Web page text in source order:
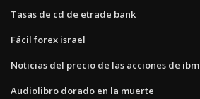
Tasas de cd de etrade bank
Fácil forex israel
Noticias del precio de las acciones de ibm
Audiolibro dorado en la muerte